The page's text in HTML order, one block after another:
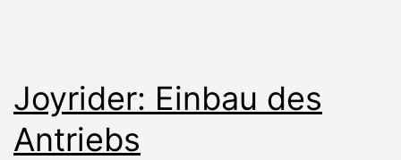
Joyrider: Einbau des
Antriebs